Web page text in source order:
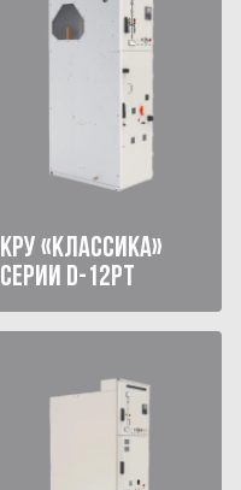
КРУ «КЛАССИКА»
СЕРИИ D-12PT